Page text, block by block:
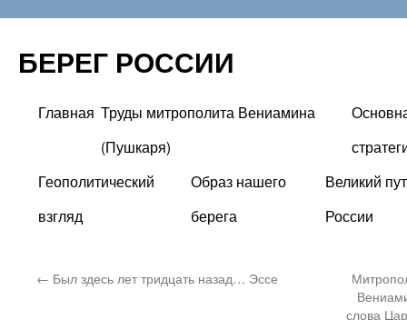
БЕРЕГ РОССИИ
Перейти
содержимому
Главная Труды митрополита Вениамина
(Пушкаря)
Геополитический
взгляд
Образ нашего
берега
Великий
России
← Был здесь лет тридцать назад… Эссе
слова